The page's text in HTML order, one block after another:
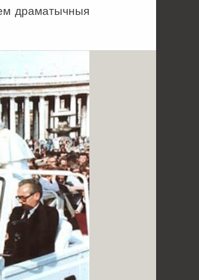
драматычныя